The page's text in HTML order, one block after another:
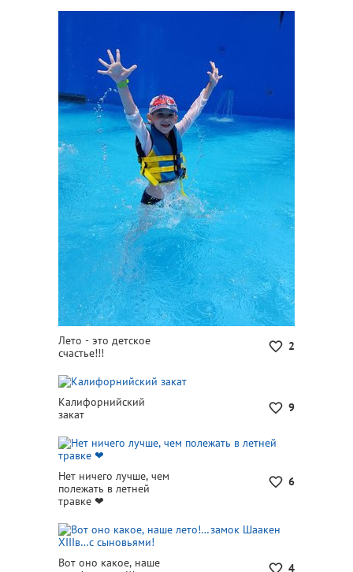
2
Лето - это детское
счастье!!!
9
Калифорнийский
закат
6
Нет ничего лучше, чем
полежать в летней
травке ❤
4
Вот оно какое, наше